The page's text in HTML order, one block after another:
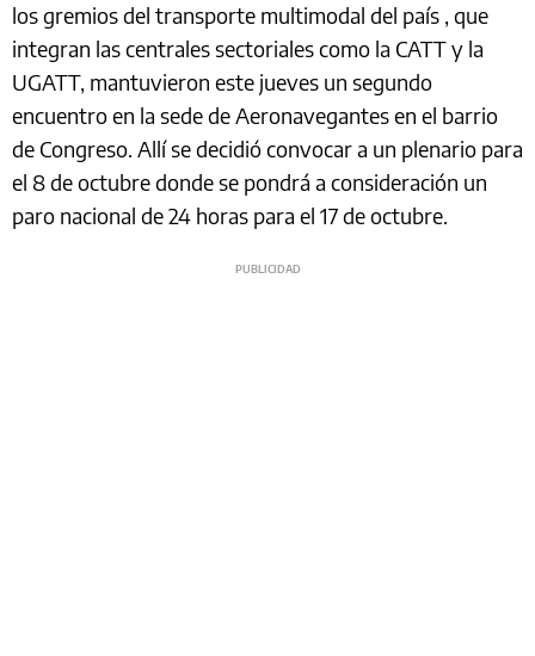
los gremios del transporte multimodal del país , que
integran las centrales sectoriales como la CATT y la
UGATT, mantuvieron este jueves un segundo
encuentro en la sede de Aeronavegantes en el barrio
de Congreso. Allí se decidió convocar a un plenario para
el 8 de octubre donde se pondrá a consideración un
paro nacional de 24 horas para el 17 de octubre.